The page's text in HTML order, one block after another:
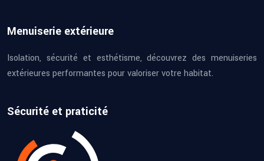
Menuiserie extérieure
Isolation, sécurité et esthétisme, découvrez des menuiseries
extérieures performantes pour valoriser votre habitat.
Sécurité et praticité